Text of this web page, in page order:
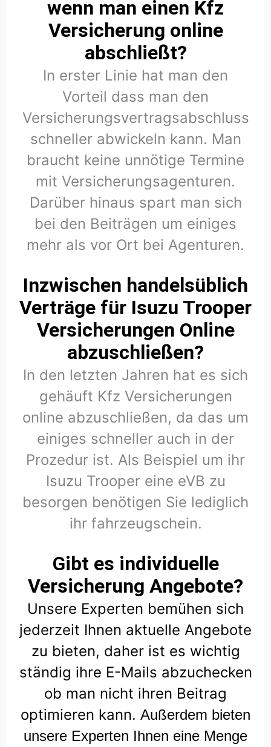
wenn man einen Kfz
Versicherung online
abschließt?
In erster Linie hat man den
Vorteil dass man den
Versicherungsvertragsabschluss
schneller abwickeln kann. Man
braucht keine unnötige Termine
mit Versicherungsagenturen.
Darüber hinaus spart man sich
bei den Beiträgen um einiges
mehr als vor Ort bei Agenturen.
Inzwischen handelsüblich
Verträge für Isuzu Trooper
Versicherungen Online
abzuschließen?
In den letzten Jahren hat es sich
gehäuft Kfz Versicherungen
online abzuschließen, da das um
einiges schneller auch in der
Prozedur ist. Als Beispiel um ihr
Isuzu Trooper eine eVB zu
besorgen benötigen Sie lediglich
ihr fahrzeugschein.
Gibt es individuelle
Versicherung Angebote?
Unsere Experten bemühen sich
jederzeit Ihnen aktuelle Angebote
zu bieten, daher ist es wichtig
ständig ihre E-Mails abzuchecken
ob man nicht ihren Beitrag
optimieren kann. Außerdem bieten
unsere Experten Ihnen eine Menge